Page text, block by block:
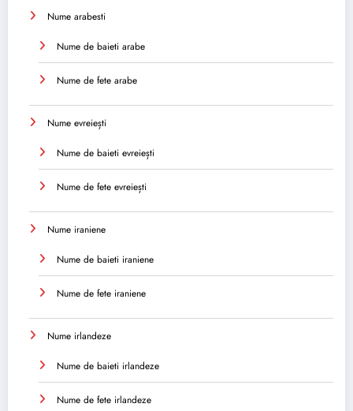
Nume arabesti
Nume de baieti arabe
Nume de fete arabe
Nume evreiești
Nume de baieti evreiești
Nume de fete evreiești
Nume iraniene
Nume de baieti iraniene
Nume de fete iraniene
Nume irlandeze
Nume de baieti irlandeze
Nume de fete irlandeze